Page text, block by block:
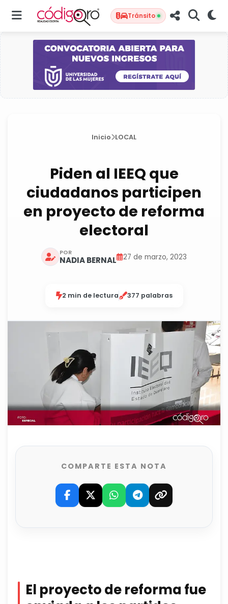
Tránsito
Inicio LOCAL
Piden al IEEQ que
ciudadanos participen
en proyecto de reforma
electoral
POR
NADIA BERNAL 27 de marzo, 2023
2 min de lectura 377 palabras
COMPARTE ESTA NOTA
El proyecto de reforma fue